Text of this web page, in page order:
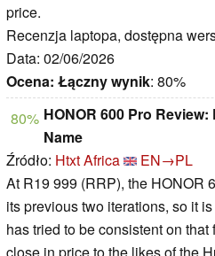
price.
Recenzja laptopa, dostępna
Data: 02/06/2026
Ocena: Łączny wynik: 80%
80% HONOR 600 Pro
Name
Źródło: Htxt Africa
EN→PL
At R19 999 (RRP), the HONOR
its previous two iterations, so it
has tried to be consistent on
close in price to the likes of the